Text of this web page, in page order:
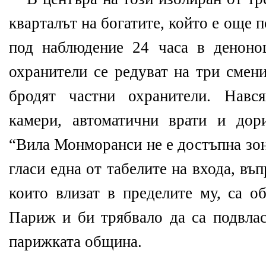
кварталът на богатите, който е още
под наблюдение 24 часа в
охранители се редуват на три
бродят частни охранители.
камери, автоматични врати и
“Вила Монморанси не е достъпна
гласи една от табелите на входа,
които влизат в пределите му, са
Париж и би трябвало да са
парижката община.